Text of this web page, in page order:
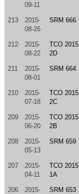
09-11
213
2015-
08-26
SRM 666
212
2015-
08-22
TCO 2015
2D
211
2015-
08-01
SRM 664
210
2015-
07-18
TCO 2015
2C
209
2015-
06-20
TCO 2015
2B
208
2015-
05-13
SRM 659
207
2015-
04-11
TCO 2015
1A
206
2015-
SRM 653